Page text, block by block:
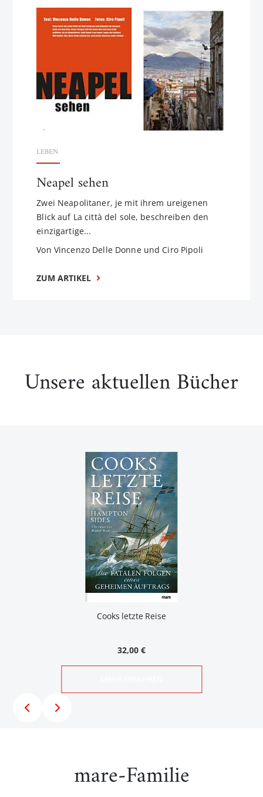
LEBEN
Neapel sehen
Zwei Neapolitaner, je mit ihrem ureigenen
Blick auf La città del sole, beschreiben den
einzigartige...
Von Vincenzo Delle Donne und Ciro Pipoli
ZUM ARTIKEL
Unsere aktuellen Bücher
Cooks letzte Reise
32,00 €
mare-Familie